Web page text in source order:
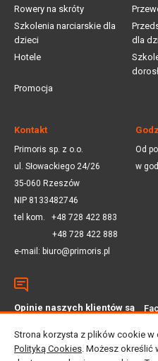
Rowery na skróty
Szkolenia narciarskie dla
dzieci
dla
Hotele
Promocja
Kontakt
Primoris sp. z o.o.
ul. Słowackiego 24/26
35-060 Rzeszów
NIP 8133482746
tel kom. +48 728 422 883
+48 728 422 888
e-mail: biuro@primoris.pl
Od
w
Opinie naszych klientów są
Strona korzysta z plików cookie w
Polityką Cookies. Możesz określić